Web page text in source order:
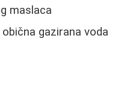
maslaca
gazirana voda